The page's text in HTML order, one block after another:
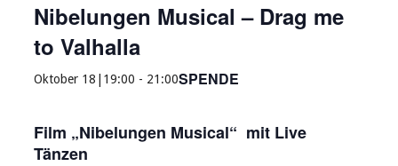
Nibelungen Musical – Drag me
to Valhalla
Oktober 18|19:00 - 21:00SPENDE
Film „Nibelungen Musical“ mit Live
Tänzen